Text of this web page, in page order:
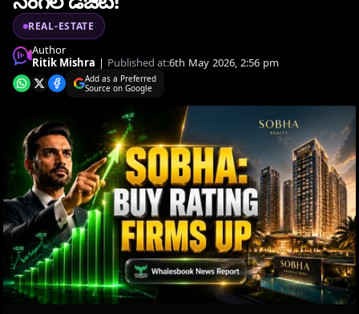
REAL-ESTATE
Author
Ritik Mishra | Published at:6th May 2026, 2:56 pm
Add as a Preferred
Source on Google